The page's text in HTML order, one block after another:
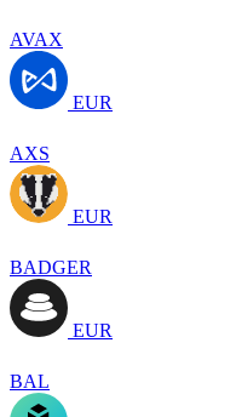
AVAX
EUR
AXS
EUR
BADGER
EUR
BAL